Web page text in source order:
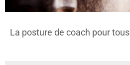
La posture de coach pour tous